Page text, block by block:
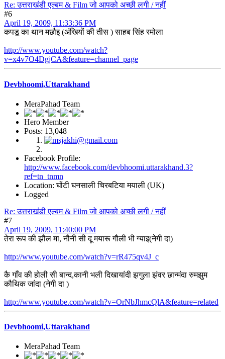
Re: उत्तराखंडी एल्बम & Film जो आपको अच्छी लगी / नहीं
#6
April 19, 2009, 11:33:36 PM
कपडू का थान मछौइ (अंखियों की तीस ) साहब सिंह रमोला
http://www.youtube.com/watch?
v=x4v7O4DgjCA&feature=channel_page
Devbhoomi,Uttarakhand
MeraPahad Team
Hero Member
Posts: 13,048
Facebook Profile:
http://www.facebook.com/devbhoomi.uttarakhand.3?
ref=tn_tnmn
Location: घोंटी घनसाली चिरबटिया मयाली (UK)
Logged
Re: उत्तराखंडी एल्बम & Film जो आपको अच्छी लगी / नहीं
#7
April 19, 2009, 11:40:00 PM
तेरा रूप की झौल मा, नौनी सी दू मयारू गौली भी ग्याइ(नेगी दा)
http://www.youtube.com/watch?v=rR475qv4J_c
कै गाँव की होली सी बान्द,कानी भली दिखायांदी झगुला झंवर छान्मंदा रुमझुम
कौथिक जांदा (नेगी दा )
http://www.youtube.com/watch?v=OrNbJhmcQlA&feature=related
Devbhoomi,Uttarakhand
MeraPahad Team